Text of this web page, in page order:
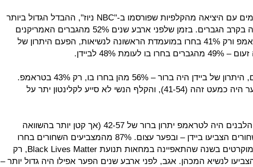
על פי המדגמים עם היציאה מהקלפיות שפורסמו ב-"NBC ניוז", ההבדל הגדול ביותר
בהצבעה היה בקרב הגברים. בזמן שלפני ארבע שנים 52% מהגברים האמריקנים
הצביעו לטראמפ ורק 41% בחרו במועמדת הראשונה לנשיאות, הפעם היתרון של
לעומת 48% לביידן.
בקרב הנשים, היתרון של ביידן היה ברור – 56% מהן בחרו בו, רק 43% בטראמפ.
ב-2016 הפער היה כמעט זהה (41-54), והקלף הנשי לא סייע לקלינטון יתר על
בזמן שאצל הלבנים היה לטראמפ יתרון ברור של 42-57 (אך קטן יותר בהשוואה
ל-2016) השחורים הצביעו ביידן – ובפער עצום. 87% מהמצביעים השחורים בחרו
במועמד הדמוקרטים בשנה שהתאפיינה במחאות תנועת Black Lives Matter, רק
הצביעו לנשיא המכהן. אגב, לפני ארבע שנים הפער אפילו היה גדול יותר –